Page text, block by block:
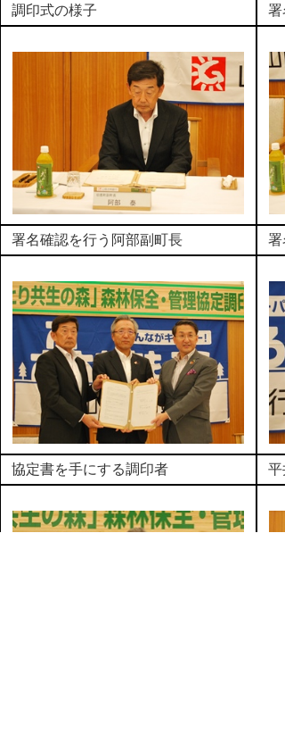
調印式の様子 署
署名確認を行う阿部副町長 署
協定書を手にする調印者 平